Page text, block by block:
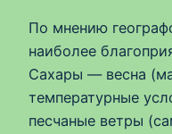
По мнению
наиболее
Сахары — весна
температурные
песчаные ветры